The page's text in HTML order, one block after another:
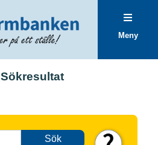
Meny
Sökresultat
Sök